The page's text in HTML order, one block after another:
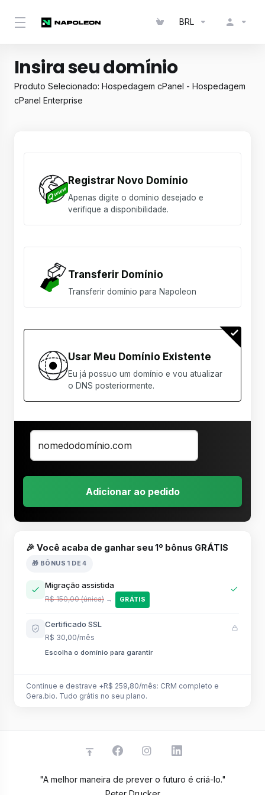
BRL
Insira seu domínio
Produto Selecionado: Hospedagem cPanel - Hospedagem
cPanel Enterprise
Registrar Novo Domínio
Apenas digite o domínio desejado e
verifique a disponibilidade.
Transferir Domínio
Transferir domínio para Napoleon
Usar Meu Domínio Existente
Eu já possuo um domínio e vou atualizar
o DNS posteriormente.
Adicionar ao pedido
🎉 Você acaba de ganhar seu 1º bônus GRÁTIS
🎁 BÔNUS 1 DE 4
Migração assistida
R$ 150,00 (única) → GRÁTIS
Certificado SSL
R$ 30,00/mês
Escolha o domínio para garantir
Continue e destrave +R$ 259,80/mês: CRM completo e
Gera.bio. Tudo grátis no seu plano.
"A melhor maneira de prever o futuro é criá-lo."